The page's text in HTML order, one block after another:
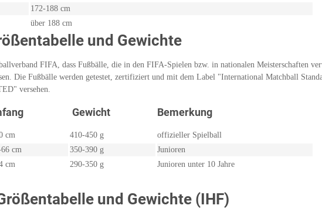
172-188 cm
über 188 cm
und Gewichte
FIFA, dass Fußbälle, die in den FIFA-Spielen bzw. in nationalen Meisterschaften
Die Fußbälle werden getestet, zertifiziert und mit dem Label "International Matchball
versehen.
Gewicht Bemerkung
cm 410-450 g
offizieller Spielball
cm 350-390 g
Junioren
cm 290-350 g Junioren unter 10 Jahre
und Gewichte (IHF)